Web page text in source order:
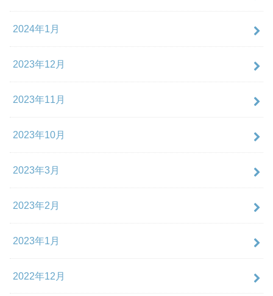
2024年1月
2023年12月
2023年11月
2023年10月
2023年3月
2023年2月
2023年1月
2022年12月